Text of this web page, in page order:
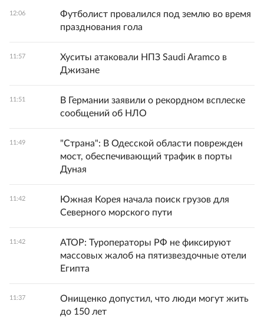
12:06
Футболист провалился под землю во время
празднования гола
11:57
Хуситы атаковали НПЗ Saudi Aramco в
Джизане
11:51
В Германии заявили о рекордном всплеске
сообщений об НЛО
11:49
"Страна": В Одесской области поврежден
мост, обеспечивающий трафик в порты
Дуная
11:42
Южная Корея начала поиск грузов для
Северного морского пути
11:42
АТОР: Туроператоры РФ не фиксируют
массовых жалоб на пятизвездочные отели
Египта
11:37
Онищенко допустил, что люди могут жить
до 150 лет